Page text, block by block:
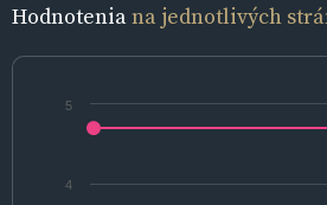
Hodnoteniana jednotlivých
4
5